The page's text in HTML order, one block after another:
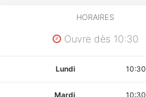
HORAIRES
Ouvre dès 10:30
Lundi 10:30
Mardi 10:30